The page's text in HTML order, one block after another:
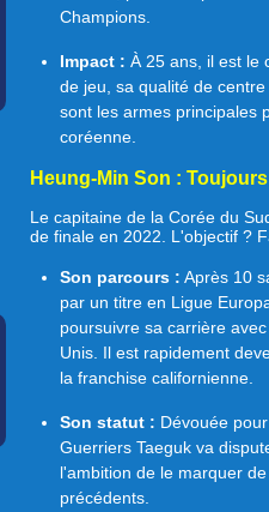
Champions.
Impact : À 25 ans, il est le
de jeu, sa qualité de
sont les armes principales
coréenne.
Heung-Min Son :
Le capitaine de la Corée du
de finale en 2022. L'objectif ?
Son parcours : Après 10
par un titre en Ligue
poursuivre sa carrière
Unis. Il est rapidement
la franchise californienne.
Son statut : Dévouée
Guerriers Taeguk va
l'ambition de le marquer
précédents.